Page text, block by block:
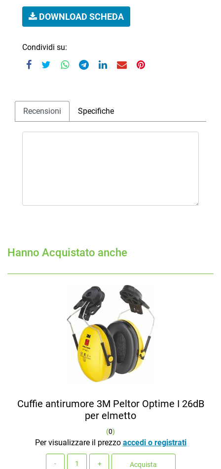
DOWNLOAD SCHEDA
Condividi su:
Recensioni Specifiche
Hanno Acquistato anche
Cuffie antirumore 3M Peltor Optime I 26dB
per elmetto
(0)
Per visualizzare il prezzo accedi o registrati
Acquista